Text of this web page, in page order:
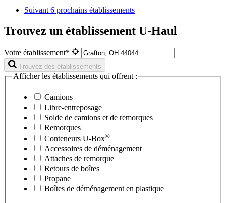
Suivant 6 prochains établissements
Trouvez un établissement U-Haul
Votre établissement*
Trouvez des établissements
Afficher les établissements qui offrent :
Camions
Libre-entreposage
Solde de camions et de remorques
Remorques
Conteneurs U-Box®
Accessoires de déménagement
Attaches de remorque
Retours de boîtes
Propane
Boîtes de déménagement en plastique